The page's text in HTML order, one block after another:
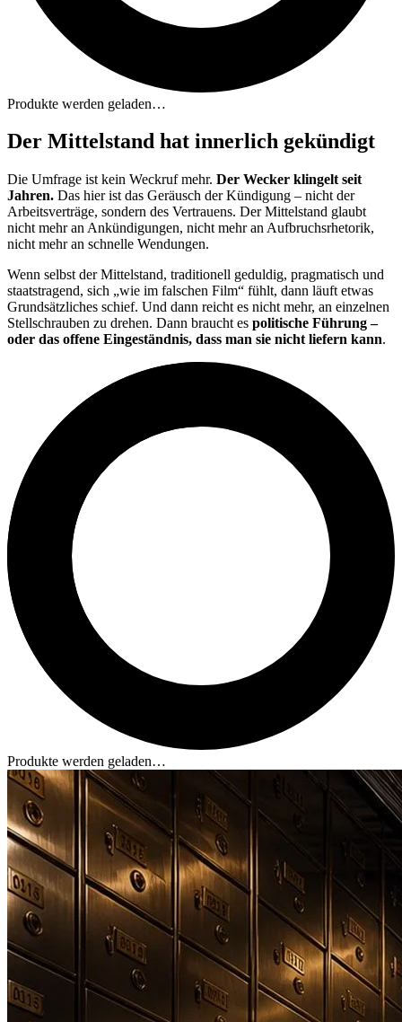
Produkte werden geladen…
Der Mittelstand hat innerlich gekündigt
Die Umfrage ist kein Weckruf mehr. Der Wecker klingelt seit
Jahren. Das hier ist das Geräusch der Kündigung – nicht der
Arbeitsverträge, sondern des Vertrauens. Der Mittelstand glaubt
nicht mehr an Ankündigungen, nicht mehr an Aufbruchsrhetorik,
nicht mehr an schnelle Wendungen.
Wenn selbst der Mittelstand, traditionell geduldig, pragmatisch und
staatstragend, sich „wie im falschen Film“ fühlt, dann läuft etwas
Grundsätzliches schief. Und dann reicht es nicht mehr, an einzelnen
Stellschrauben zu drehen. Dann braucht es politische Führung –
oder das offene Eingeständnis, dass man sie nicht liefern kann.
Produkte werden geladen…